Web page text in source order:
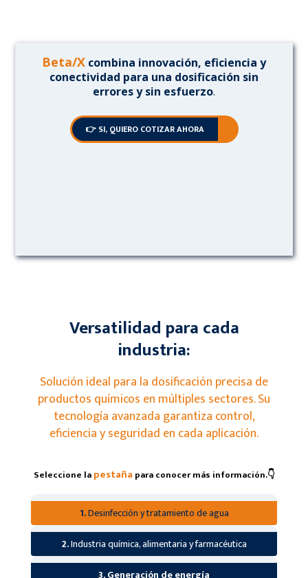
Beta/X combina innovación, eficiencia y
conectividad para una dosificación sin
errores y sin esfuerzo.
👉 SI, QUIERO COTIZAR AHORA
Versatilidad para cada
industria:
Solución ideal para la dosificación precisa de
productos químicos en múltiples sectores. Su
tecnología avanzada garantiza control,
eficiencia y seguridad en cada aplicación.
Seleccione lapestaña para conocer más información.👇
1.Desinfección y tratamiento de agua
2.Industria química, alimentaria y farmacéutica